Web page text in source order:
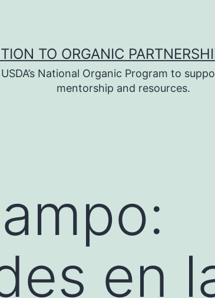
TO ORGANIC
National Organic Program to
mentorship and resources.
en